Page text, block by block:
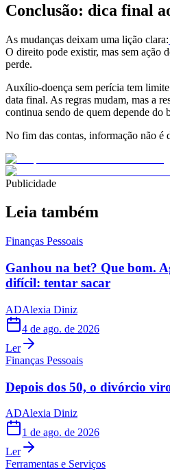
Conclusão: dica final
As mudanças deixam uma lição clara:
O direito pode existir, mas sem ação
perde.
Auxílio-doença sem perícia tem
data final. As regras mudam, mas a
continua sendo de quem depende do
No fim das contas, informação não é
Publicidade
Leia também
Finanças Pessoais
Ganhou na bet? Que bom.
difícil: tentar sacar
ADAlexia Diniz
4 de ago. de 2026
Ler
Finanças Pessoais
Depois dos 50, o divórcio
ADAlexia Diniz
1 de ago. de 2026
Ler
Ferramentas e Serviços